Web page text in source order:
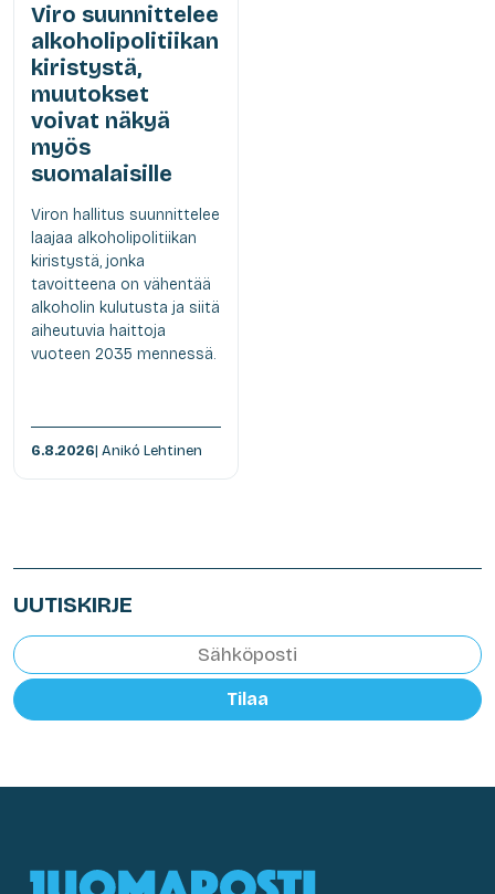
Viro suunnittelee
alkoholipolitiikan
kiristystä,
muutokset
voivat näkyä
myös
suomalaisille
Viron hallitus suunnittelee
laajaa alkoholipolitiikan
kiristystä, jonka
tavoitteena on vähentää
alkoholin kulutusta ja siitä
aiheutuvia haittoja
vuoteen 2035 mennessä.
6.8.2026| Anikó Lehtinen
UUTISKIRJE
Tilaa